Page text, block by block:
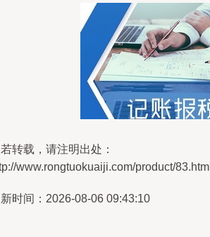
转载，请注明出处：
www.rongtuokuaiji.com/product/83.html
时间：2026-08-06 09:43:10